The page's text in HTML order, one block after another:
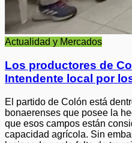
Actualidad y Mercados
Los productores de
Intendente local por
El partido de Colón está
bonaerenses que posee la
que esos campos están
capacidad agrícola. Sin